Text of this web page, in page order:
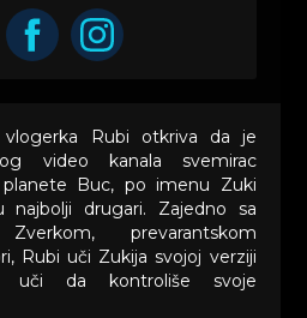
vlogerka Rubi otkriva da je
video kanala svemirac
Buc, po imenu Zuki
najbolji drugari. Zajedno sa
prevarantskom
Rubi uči Zukija svojoj verziji
uči da kontroliše svoje